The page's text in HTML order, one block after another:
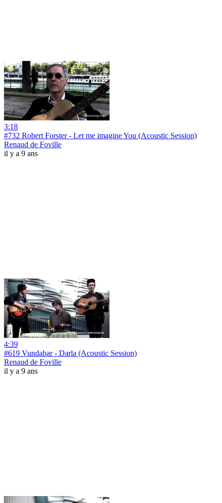
3:18
#732 Robert Forster - Let me imagine You (Acoustic Session)
Renaud de Foville
il y a 9 ans
4:39
#619 Vundabar - Darla (Acoustic Session)
Renaud de Foville
il y a 9 ans